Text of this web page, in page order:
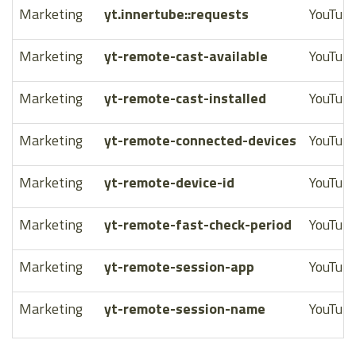
Marketing
yt.innertube::requests
Marketing
yt-remote-cast-available
Marketing
yt-remote-cast-installed
Marketing
yt-remote-connected-devices
Marketing
yt-remote-device-id
Marketing
yt-remote-fast-check-period
Marketing
yt-remote-session-app
Marketing
yt-remote-session-name